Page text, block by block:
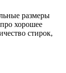
размеры
хорошее
стирок,